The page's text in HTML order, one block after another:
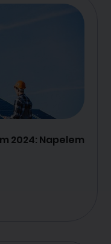
2024: Napelem